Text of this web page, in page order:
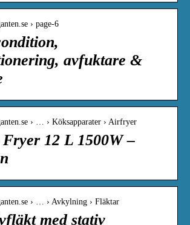
› page-6
avfuktare &
› … › Köksapparater › Airfryer
12 L 1500W –
› … › Avkylning › Fläktar
med stativ